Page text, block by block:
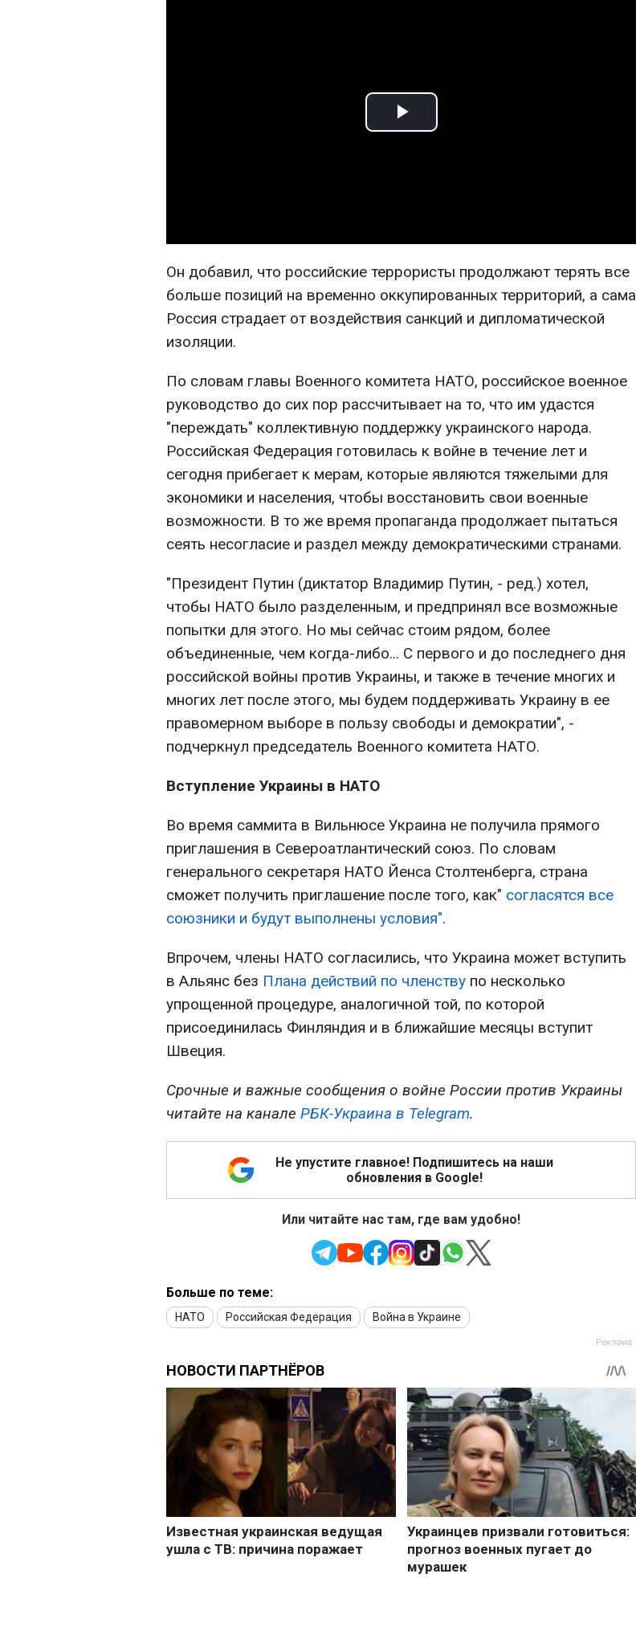
Play
Он добавил, что российские террористы продолжают терять все
больше позиций на временно оккупированных территорий, а сама
Россия страдает от воздействия санкций и дипломатической
изоляции.
По словам главы Военного комитета НАТО, российское военное
руководство до сих пор рассчитывает на то, что им удастся
"переждать" коллективную поддержку украинского народа.
Российская Федерация готовилась к войне в течение лет и
сегодня прибегает к мерам, которые являются тяжелыми для
экономики и населения, чтобы восстановить свои военные
возможности. В то же время пропаганда продолжает пытаться
сеять несогласие и раздел между демократическими странами.
"Президент Путин (диктатор Владимир Путин, - ред.) хотел,
чтобы НАТО было разделенным, и предпринял все возможные
попытки для этого. Но мы сейчас стоим рядом, более
объединенные, чем когда-либо... С первого и до последнего дня
российской войны против Украины, и также в течение многих и
многих лет после этого, мы будем поддерживать Украину в ее
правомерном выборе в пользу свободы и демократии", -
подчеркнул председатель Военного комитета НАТО.
Вступление Украины в НАТО
Во время саммита в Вильнюсе Украина не получила прямого
приглашения в Североатлантический союз. По словам
генерального секретаря НАТО Йенса Столтенберга, страна
сможет получить приглашение после того, как" согласятся все
союзники и будут выполнены условия".
Впрочем, члены НАТО согласились, что Украина может вступить
в Альянс без Плана действий по членству по несколько
упрощенной процедуре, аналогичной той, по которой
присоединилась Финляндия и в ближайшие месяцы вступит
Швеция.
Срочные и важные сообщения о войне России против Украины
читайте на канале РБК-Украина в Telegram.
Не упустите главное! Подпишитесь на наши
обновления в Google!
Или читайте нас там, где вам удобно!
Больше по теме:
НАТО Российская Федерация Война в Украине